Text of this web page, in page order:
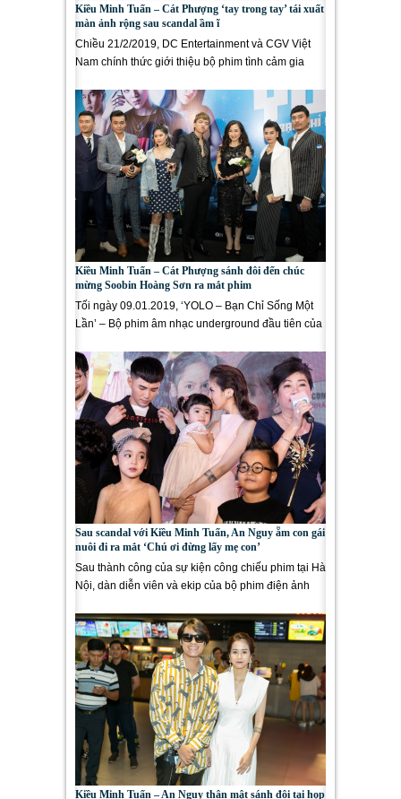
Kiều Minh Tuấn – Cát Phượng ‘tay trong tay’ tái xuất
màn ảnh rộng sau scandal ầm ĩ
Chiều 21/2/2019, DC Entertainment và CGV Việt
Nam chính thức giới thiệu bộ phim tình cảm gia
Kiều Minh Tuấn – Cát Phượng sánh đôi đến chúc
mừng Soobin Hoàng Sơn ra mắt phim
Tối ngày 09.01.2019, ‘YOLO – Bạn Chỉ Sống Một
Lần’ – Bộ phim âm nhạc underground đầu tiên của
Sau scandal với Kiều Minh Tuấn, An Nguy ẵm con gái
nuôi đi ra mắt ‘Chú ơi đừng lấy mẹ con’
Sau thành công của sự kiện công chiếu phim tại Hà
Nội, dàn diễn viên và ekip của bộ phim điện ảnh
Kiều Minh Tuấn – An Nguy thân mật sánh đôi tại họp